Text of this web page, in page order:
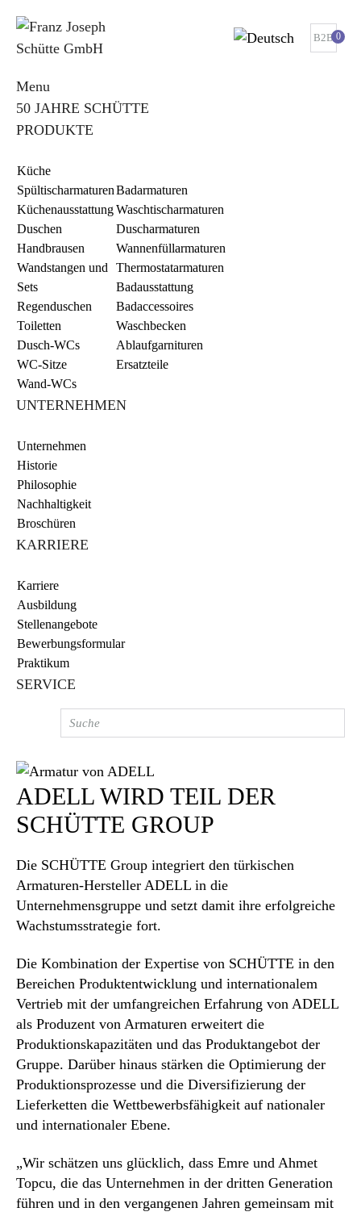
B2B 0
Menu
50 JAHRE SCHÜTTE
PRODUKTE
Küche
Spültischarmaturen
Küchenausstattung
Duschen
Handbrausen
Wandstangen und
Sets
Regenduschen
Toiletten
Dusch-WCs
WC-Sitze
Wand-WCs
Badarmaturen
Waschtischarmaturen
Duscharmaturen
Wannenfüllarmaturen
Thermostatarmaturen
Badausstattung
Badaccessoires
Waschbecken
Ablaufgarnituren
Ersatzteile
UNTERNEHMEN
Unternehmen
Historie
Philosophie
Nachhaltigkeit
Broschüren
KARRIERE
Karriere
Ausbildung
Stellenangebote
Bewerbungsformular
Praktikum
SERVICE
ADELL WIRD TEIL DER
SCHÜTTE GROUP
Die SCHÜTTE Group integriert den türkischen
Armaturen-Hersteller ADELL in die
Unternehmensgruppe und setzt damit ihre erfolgreiche
Wachstumsstrategie fort.
Die Kombination der Expertise von SCHÜTTE in den
Bereichen Produktentwicklung und internationalem
Vertrieb mit der umfangreichen Erfahrung von ADELL
als Produzent von Armaturen erweitert die
Produktionskapazitäten und das Produktangebot der
Gruppe. Darüber hinaus stärken die Optimierung der
Produktionsprozesse und die Diversifizierung der
Lieferketten die Wettbewerbsfähigkeit auf nationaler
und internationaler Ebene.
„Wir schätzen uns glücklich, dass Emre und Ahmet
Topcu, die das Unternehmen in der dritten Generation
führen und in den vergangenen Jahren gemeinsam mit